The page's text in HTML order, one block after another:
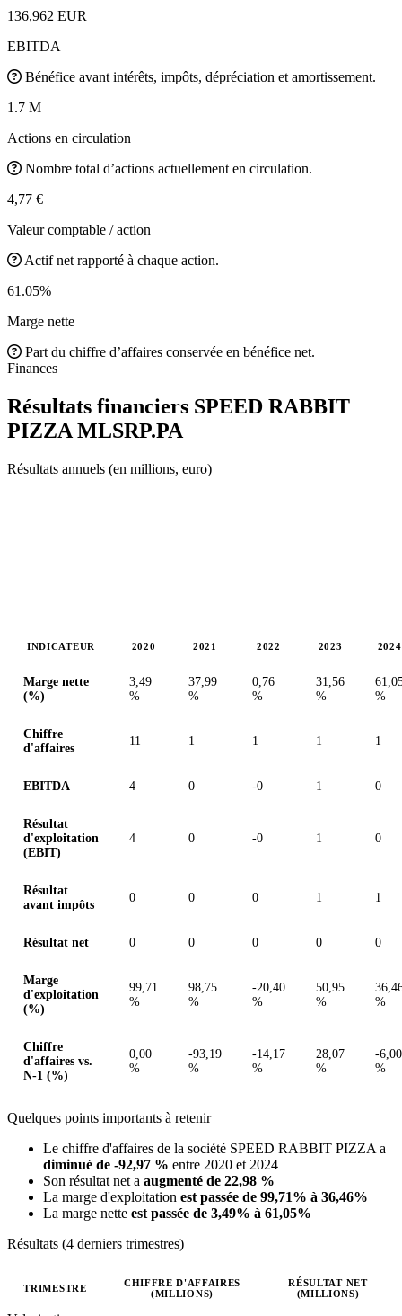
136,962 EUR
EBITDA
Bénéfice avant intérêts, impôts, dépréciation et amortissement.
1.7 M
Actions en circulation
Nombre total d’actions actuellement en circulation.
4,77 €
Valeur comptable / action
Actif net rapporté à chaque action.
61.05%
Marge nette
Part du chiffre d’affaires conservée en bénéfice net.
Finances
Résultats financiers SPEED RABBIT
PIZZA MLSRP.PA
Résultats annuels (en millions, euro)
INDICATEUR 2020 2021 2022 2023 2024
Marge nette
(%)
3,49
%
37,99
%
0,76
%
31,56
%
%
Chiffre
d'affaires
11 1 1 1 1
EBITDA 4 0 -0 1 0
Résultat
d'exploitation
(EBIT)
4 0 -0 1 0
Résultat
avant impôts
0 0 0 1 1
Résultat net 0 0 0 0 0
Marge
d'exploitation
(%)
99,71
%
98,75
%
-20,40
%
50,95
%
%
Chiffre
d'affaires vs.
N-1 (%)
0,00
%
-93,19
%
-14,17
%
28,07
%
-6,00
%
Quelques points importants à retenir
Le chiffre d'affaires de la société SPEED RABBIT PIZZA a
diminué de -92,97 % entre 2020 et 2024
Son résultat net a augmenté de 22,98 %
La marge d'exploitation est passée de 99,71% à 36,46%
La marge nette est passée de 3,49% à 61,05%
Résultats (4 derniers trimestres)
TRIMESTRE
CHIFFRE D'AFFAIRES
(MILLIONS)
RÉSULTAT NET
(MILLIONS)